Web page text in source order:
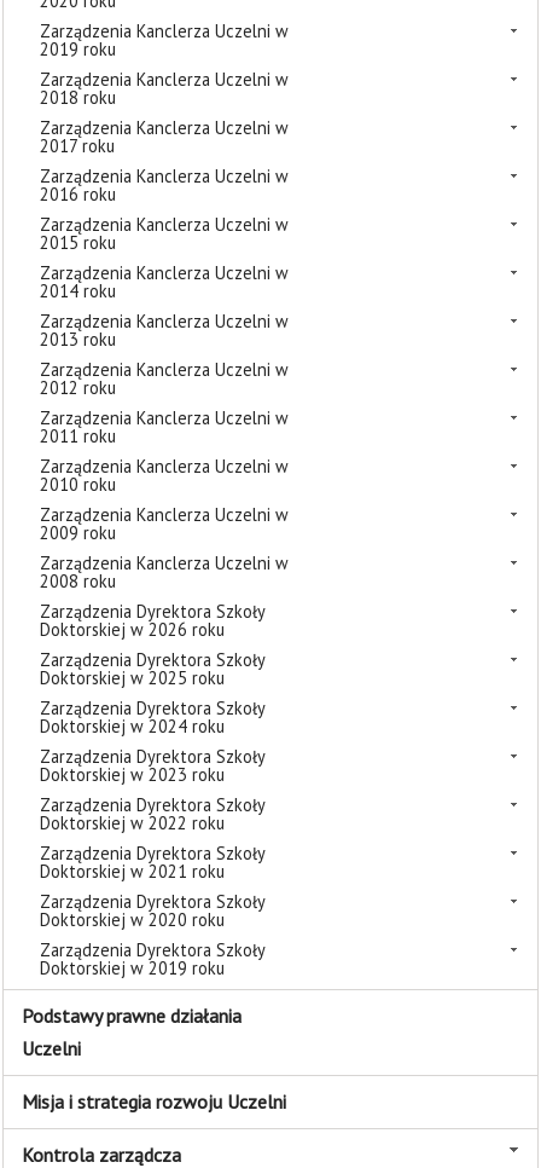
Zarządzenia Kanclerza Uczelni w
2019 roku
Zarządzenia Kanclerza Uczelni w
2018 roku
Zarządzenia Kanclerza Uczelni w
2017 roku
Zarządzenia Kanclerza Uczelni w
2016 roku
Zarządzenia Kanclerza Uczelni w
2015 roku
Zarządzenia Kanclerza Uczelni w
2014 roku
Zarządzenia Kanclerza Uczelni w
2013 roku
Zarządzenia Kanclerza Uczelni w
2012 roku
Zarządzenia Kanclerza Uczelni w
2011 roku
Zarządzenia Kanclerza Uczelni w
2010 roku
Zarządzenia Kanclerza Uczelni w
2009 roku
Zarządzenia Kanclerza Uczelni w
2008 roku
Zarządzenia Dyrektora Szkoły
Doktorskiej w 2026 roku
Zarządzenia Dyrektora Szkoły
Doktorskiej w 2025 roku
Zarządzenia Dyrektora Szkoły
Doktorskiej w 2024 roku
Zarządzenia Dyrektora Szkoły
Doktorskiej w 2023 roku
Zarządzenia Dyrektora Szkoły
Doktorskiej w 2022 roku
Zarządzenia Dyrektora Szkoły
Doktorskiej w 2021 roku
Zarządzenia Dyrektora Szkoły
Doktorskiej w 2020 roku
Zarządzenia Dyrektora Szkoły
Doktorskiej w 2019 roku
Podstawy prawne działania
Uczelni
Misja i strategia rozwoju Uczelni
Kontrola zarządcza